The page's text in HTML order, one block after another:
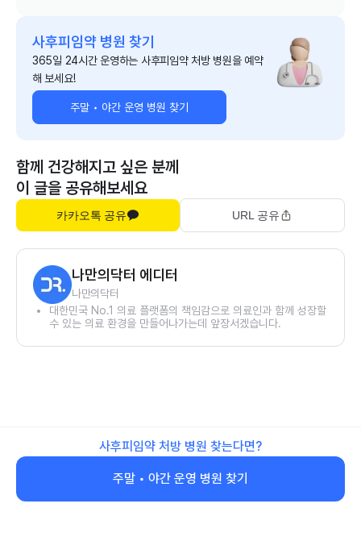
사후피임약 병원 찾기
365일 24시간 운영하는 사후피임약 처방 병원을 예약
해 보세요!
주말 • 야간 운영 병원 찾기
함께 건강해지고 싶은 분께
이 글을 공유해보세요
카카오톡 공유 URL 공유
나만의닥터 에디터
나만의닥터
대한민국 No.1 의료 플랫폼의 책임감으로 의료인과 함께 성장할
수 있는 의료 환경을 만들어나가는데 앞장서겠습니다.
사후피임약 처방 병원 찾는다면?
주말 • 야간 운영 병원 찾기